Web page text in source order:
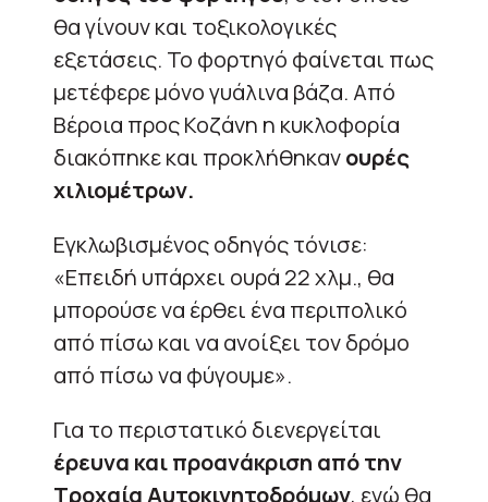
θα γίνουν και τοξικολογικές
εξετάσεις. Το φορτηγό φαίνεται πως
μετέφερε μόνο γυάλινα βάζα. Από
Βέροια προς Κοζάνη η κυκλοφορία
διακόπηκε και προκλήθηκανουρές
χιλιομέτρων.
Εγκλωβισμένος οδηγός τόνισε:
«Επειδή υπάρχει ουρά 22 χλμ., θα
μπορούσε να έρθει ένα περιπολικό
από πίσω και να ανοίξει τον δρόμο
από πίσω να φύγουμε».
Για το περιστατικό διενεργείται
έρευνα και προανάκριση από την
Τροχαία Αυτοκινητοδρόμων, ενώ θα